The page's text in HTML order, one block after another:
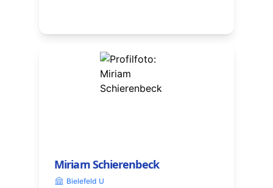
Miriam Schierenbeck
Bielefeld U